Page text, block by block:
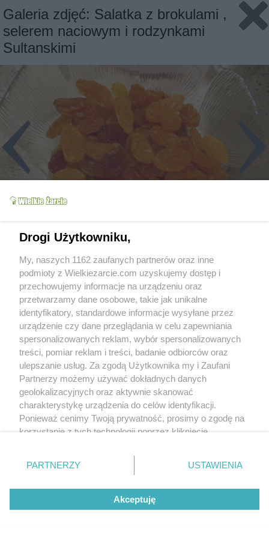
Galeria zdjęć: Salatka z brokulami ,
selerem naciowym i rodzynkami
Sultanskimi
Slajd 4/6
Drogi Użytkowniku,
My, naszych 1162 zaufanych partnerów oraz inne
podmioty z Wielkiezarcie.com uzyskujemy dostęp i
przechowujemy informacje na urządzeniu oraz
przetwarzamy dane osobowe, takie jak unikalne
identyfikatory, standardowe informacje wysyłane przez
urządzenie czy dane przeglądania w celu zapewniania
spersonalizowanych reklam, wybór spersonalizowanych
treści, pomiar reklam i treści, badanie odbiorców oraz
ulepszanie usług. Za zgodą Użytkownika my i Zaufani
Partnerzy możemy używać dokładnych danych
geolokalizacyjnych oraz aktywnie skanować
charakterystykę urządzenia do celów identyfikacji.
Ponieważ cenimy Twoją prywatność, prosimy o zgodę na
korzystanie z tych technologii poprzez kliknięcie
zmienić/wycofać klikając przycisk ustawień prywatności
znajdujący się w lewym dolnym rogu strony
rodzaje przetwarzania danych nie wymagają zgody
użytkownika, ale masz prawo sprzeciwić się takiemu
przetwarzaniu. Preferencje będą miały zastosowania tylko
PARTNERZY USTAWIENIA
Akceptuję